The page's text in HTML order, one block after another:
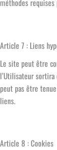
méthodes
Article 7 : Liens
Le site peut être
l’Utilisateur
peut pas être
liens.
Article 8 : Cookies